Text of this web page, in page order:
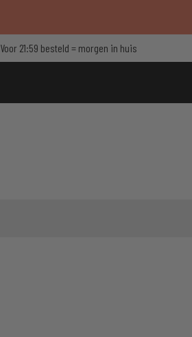
Voor 21:59 besteld = morgen in huis